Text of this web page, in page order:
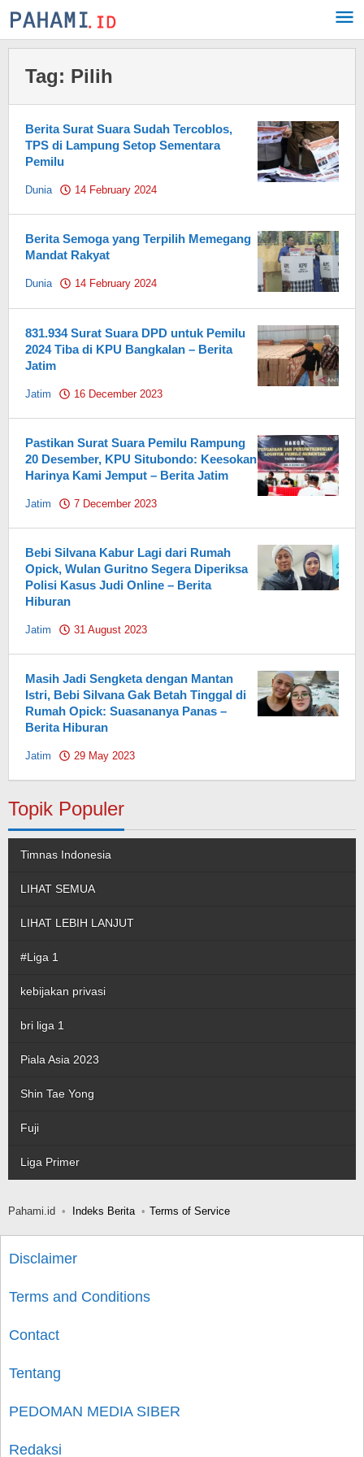
Skip
to
Tag: Pilih
Berita Surat Suara Sudah Tercoblos,
TPS di Lampung Setop Sementara
Pemilu
Dunia 14 February 2024
Berita Semoga yang Terpilih Memegang
Mandat Rakyat
Dunia 14 February 2024
831.934 Surat Suara DPD untuk Pemilu
2024 Tiba di KPU Bangkalan – Berita
Jatim
Jatim 16 December 2023
Pastikan Surat Suara Pemilu Rampung
20 Desember, KPU Situbondo: Keesokan
Harinya Kami Jemput – Berita Jatim
Jatim 7 December 2023
Bebi Silvana Kabur Lagi dari Rumah
Opick, Wulan Guritno Segera Diperiksa
Polisi Kasus Judi Online – Berita
Hiburan
Jatim 31 August 2023
Masih Jadi Sengketa dengan Mantan
Istri, Bebi Silvana Gak Betah Tinggal di
Rumah Opick: Suasananya Panas –
Berita Hiburan
Jatim 29 May 2023
Topik Populer
Timnas Indonesia
LIHAT SEMUA
LIHAT LEBIH LANJUT
#Liga 1
kebijakan privasi
bri liga 1
Piala Asia 2023
Shin Tae Yong
Fuji
Liga Primer
Pahami.id Indeks Berita Terms of Service
Disclaimer
Terms and Conditions
Contact
Tentang
PEDOMAN MEDIA SIBER
Redaksi